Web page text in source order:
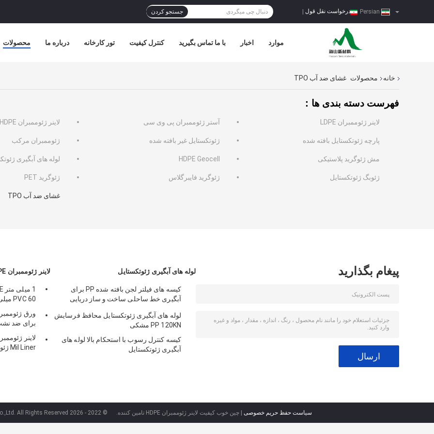
درخواست نقل قول جستجو کردن
محصولات درباره ما تور کارخانه کنترل کیفیت با ما تماس بگیرید اخبار موارد
خانه محصولات غشای ضد آب TPO
فهرست دسته بندی ها：
لاینر ژئوممبران HDPE آستر ژئوممبران پی وی سی لاینر ژئوممبران LDPE
ژئوممبران مرکب ژئوتکستایل غیر بافته شده پارچه ژئوتکستایل بافته شده
لوله های آبگیری HDPE Geocell مش ژئوگرید پلاستیکی
ژئوگرید PET ژئوگرید فایبرگلاس ژئوبگ ژئوتکستایل
غشای ضد آب TPO
لاینر ژئوممبران HDPE
PVC 60 میلی متر مقاوم در برابر سوراخ
برای ضد
Mil Liner ژئوممبران برای مخزن آب
لوله های آبگیری ژئوتکستایل
کیسه های فیلتر لجن بافته شده PP برای
آبگیری خط ساحلی ساخت و ساز دریایی
لوله های آبگیری ژئوتکستایل محافظ فرسایش
PP 120KN مشکی
کیسه کنترل رسوب با استحکام بالا لوله های
آبگیری ژئوتکستایل
پیغام بگذارید
سیاست حفظ حریم خصوصی | چین خوب کیفیت لاینر ژئوممبران HDPE تامین کننده. © 2022 - 2026 Shandong Hassan New Materials Co.,Ltd. All Rights Reserved.